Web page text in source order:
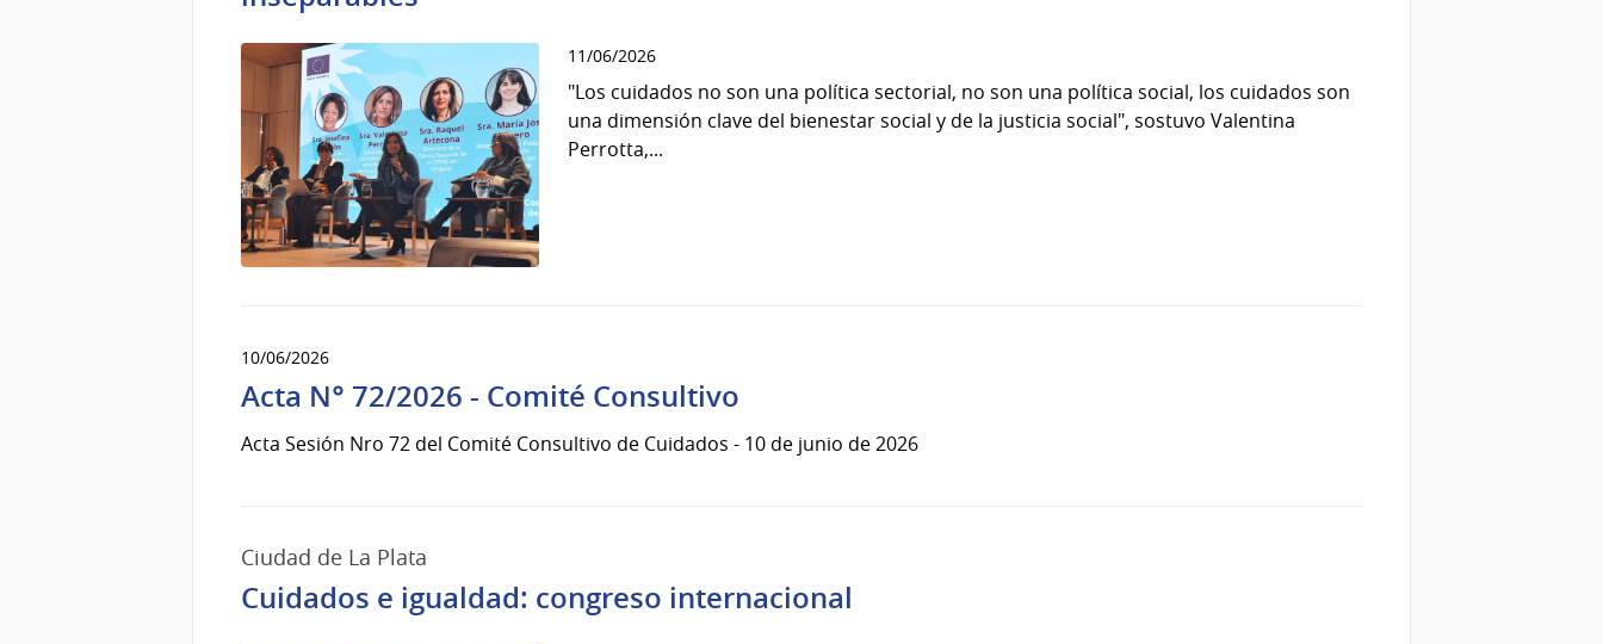
11/06/2026
"Los cuidados no son una política sectorial, no son una política social, los cuidados son
una dimensión clave del bienestar social y de la justicia social", sostuvo Valentina
Perrotta,...
10/06/2026
Acta N° 72/2026 - Comité Consultivo
Acta Sesión Nro 72 del Comité Consultivo de Cuidados - 10 de junio de 2026
Ciudad de La Plata
Cuidados e igualdad: congreso internacional